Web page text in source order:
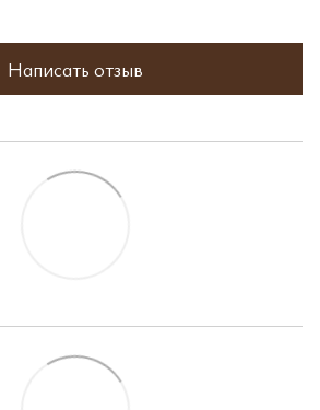
Написать отзыв